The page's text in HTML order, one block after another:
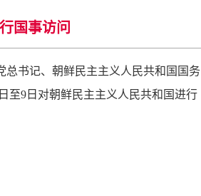
国事访问
总书记、朝鲜民主主义人民共和国国务
至9日对朝鲜民主主义人民共和国进行